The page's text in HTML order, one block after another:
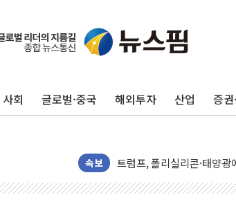
사회 글로벌·중국 해외투자 산업 증권
속보
카드사 고객 유입 창구 된 '
제나벨, 배우 공승연 브랜
[채권/외환] 국제유가 급등
트럼프, '원정출산 시민권